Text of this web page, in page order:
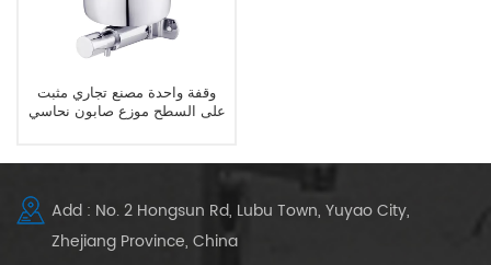
وقفة واحدة مصنع تجاري مثبت
على السطح موزع صابون نحاسي
Add : No. 2 Hongsun Rd, Lubu Town, Yuyao City,
Zhejiang Province, China